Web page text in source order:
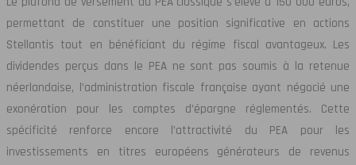
permettant de constituer une position significative en actions
Stellantis tout en bénéficiant du régime fiscal avantageux. Les
dividendes perçus dans le PEA ne sont pas soumis à la retenue
néerlandaise, l’administration fiscale française ayant négocié une
exonération pour les comptes d’épargne réglementés. Cette
spécificité renforce encore l’attractivité du PEA pour les
investissements en titres européens générateurs de revenus